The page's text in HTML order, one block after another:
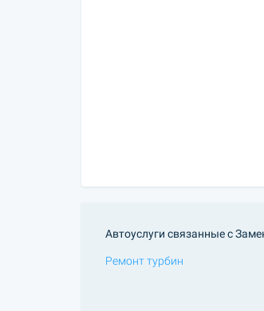
Автоуслуги связанные с
Ремонт турбин